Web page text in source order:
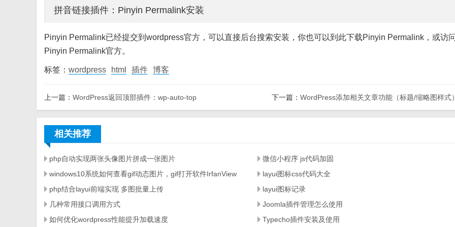
拼音链接插件：Pinyin Permalink安装
Pinyin Permalink已经提交到wordpress官方，可以直接后台搜索安装，你也可以到此下载Pinyin Permalink，或访
Pinyin Permalink官方。
标签： wordpress html 插件 博客
上一篇： WordPress返回顶部插件：wp-auto-top 下一篇： WordPress添加相关文章功能（标题/缩略图样式
相关推荐
php自动实现两张头像图片拼成一张图片
微信小程序 js代码加固
windows10系统如何查看gif动态图片，gif打开软件IrfanView‌
layui图标css代码大全
php结合layui前端实现 多图批量上传
layui图标记录
几种常用接口调用方式
Joomla插件管理怎么使用
如何优化wordpress性能提升加载速度
Typecho插件安装及使用